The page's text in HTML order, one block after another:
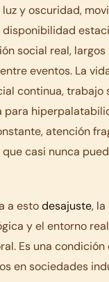
y oscuridad,
disponibilidad
social real,
eventos. La
continua, trabajo
para
atención
casi nunca
a estodesajuste,
y el entorno
Es una
en sociedades